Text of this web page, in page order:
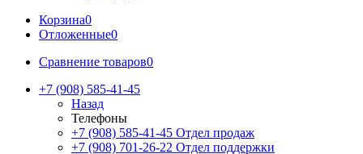
Корзина0
Отложенные0
Сравнение товаров0
+7 (908) 585-41-45
Назад
Телефоны
+7 (908) 585-41-45 Отдел продаж
+7 (908) 701-26-22 Отдел поддержки